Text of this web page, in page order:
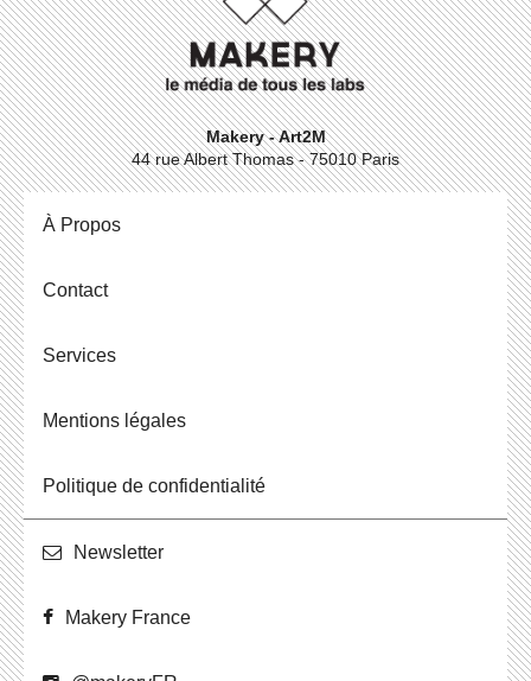
Makery - Art2M
44 rue Albert Thomas - 75010 Paris
À Propos
Contact
Ser­vices
Men­tions légales
Po­li­tique de confidentialité
News­let­ter
Makery France